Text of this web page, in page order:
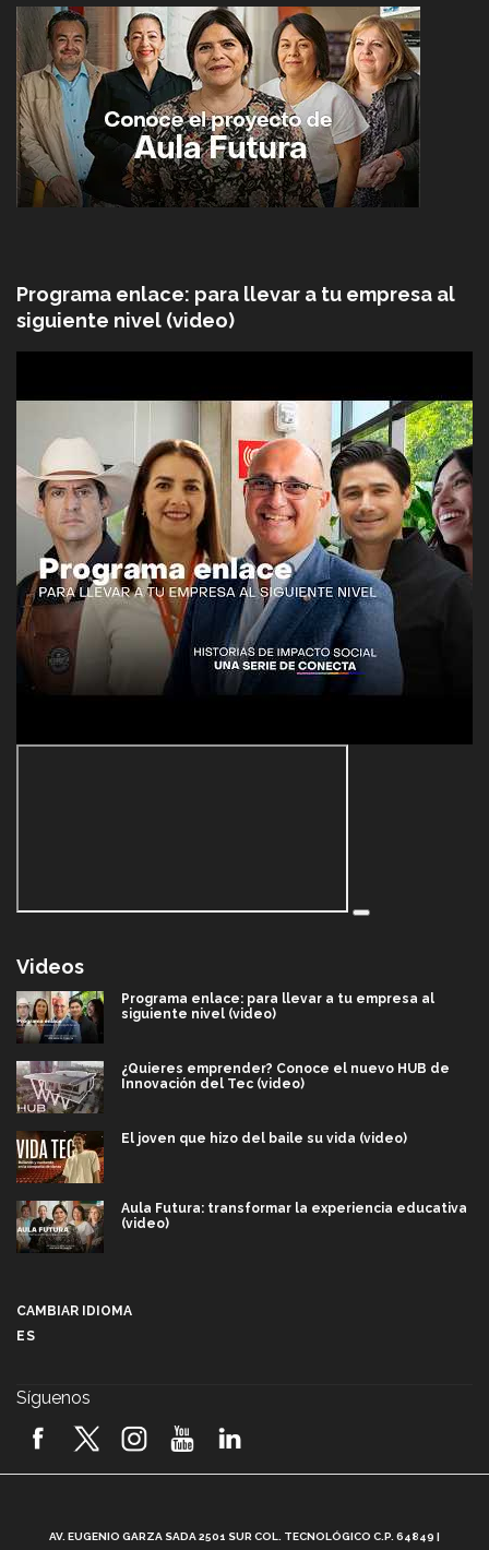
Programa enlace: para llevar a tu empresa al
siguiente nivel (video)
Videos
Programa enlace: para llevar a tu empresa al
siguiente nivel (video)
¿Quieres emprender? Conoce el nuevo HUB de
Innovación del Tec (video)
El joven que hizo del baile su vida (video)
Aula Futura: transformar la experiencia educativa
(video)
2026! (video)
CAMBIAR IDIOMA
ES
Síguenos
AV. EUGENIO GARZA SADA 2501 SUR COL. TECNOLÓGICO C.P. 64849 |